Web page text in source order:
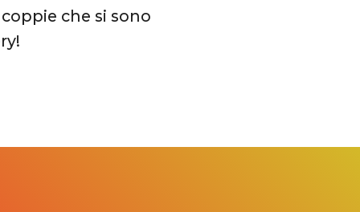
che si sono